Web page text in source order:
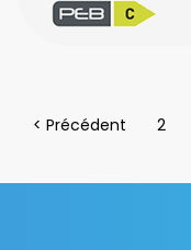
< Précédent 2